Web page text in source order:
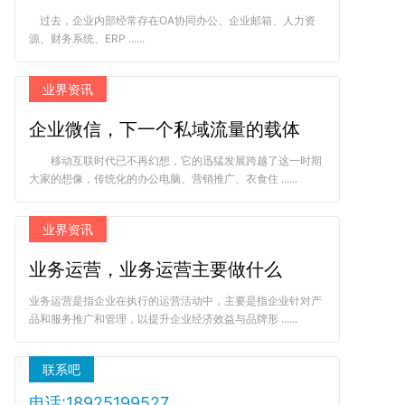
过去，企业内部经常存在OA协同办公、企业邮箱、人力资
源、财务系统、ERP ......
业界资讯
企业微信，下一个私域流量的载体
移动互联时代已不再幻想，它的迅猛发展跨越了这一时期
大家的想像，传统化的办公电脑、营销推广、衣食住 ......
业界资讯
业务运营，业务运营主要做什么
业务运营是指企业在执行的运营活动中，主要是指企业针对产
品和服务推广和管理，以提升企业经济效益与品牌形 ......
联系吧